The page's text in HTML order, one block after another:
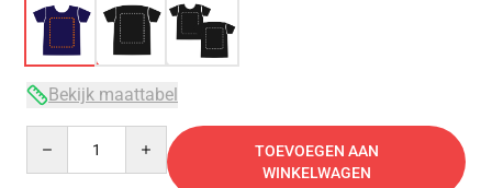
Bekijk maattabel
TOEVOEGEN AAN
WINKELWAGEN